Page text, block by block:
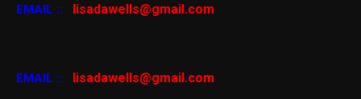
EMAIL :: lisadawells@gmail.com
EMAIL :: lisadawells@gmail.com